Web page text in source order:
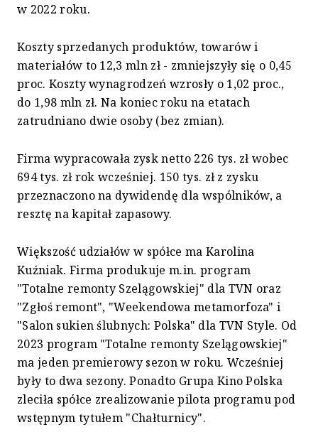
w 2022 roku.
Koszty sprzedanych produktów, towarów i
materiałów to 12,3 mln zł - zmniejszyły się o 0,45
proc. Koszty wynagrodzeń wzrosły o 1,02 proc.,
do 1,98 mln zł. Na koniec roku na etatach
zatrudniano dwie osoby (bez zmian).
Firma wypracowała zysk netto 226 tys. zł wobec
694 tys. zł rok wcześniej. 150 tys. zł z zysku
przeznaczono na dywidendę dla wspólników, a
resztę na kapitał zapasowy.
Większość udziałów w spółce ma Karolina
Kuźniak. Firma produkuje m.in. program
"Totalne remonty Szelągowskiej" dla TVN oraz
"Zgłoś remont", "Weekendowa metamorfoza" i
"Salon sukien ślubnych: Polska" dla TVN Style. Od
2023 program "Totalne remonty Szelągowskiej"
ma jeden premierowy sezon w roku. Wcześniej
były to dwa sezony. Ponadto Grupa Kino Polska
zleciła spółce zrealizowanie pilota programu pod
wstępnym tytułem "Chałturnicy".